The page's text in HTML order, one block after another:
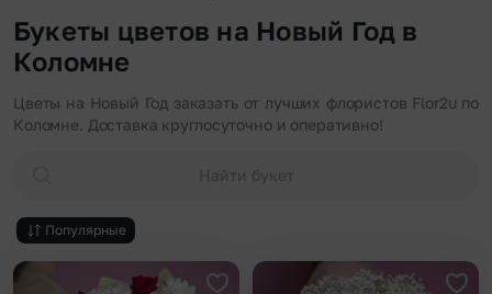
Букеты цветов на Новый Год в
Коломне
Цветы на Новый Год заказать от лучших флористов Flor2u по
Коломне. Доставка круглосуточно и оперативно!
Найти букет
Популярные